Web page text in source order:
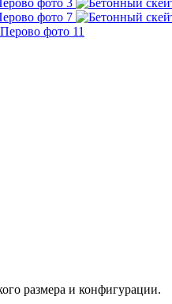
размера и конфигурации.